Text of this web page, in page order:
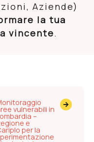
Aziende)
la tua
vincente.
vulnerabili in
–
e
per la